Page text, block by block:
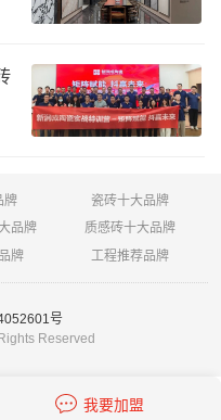
牌
瓷砖十大品牌
品牌
质感砖十大品牌
牌 工程推荐品牌
号
Reserved
我要加盟